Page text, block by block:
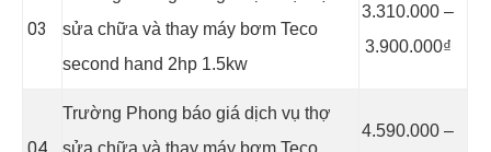
03
sửa chữa và thay máy bơm Teco
second hand 2hp 1.5kw
3.310.000 –
3.900.000₫
Trường Phong báo giá dịch vụ thợ
sửa chữa và thay máy bơm Teco
4.590.000 –